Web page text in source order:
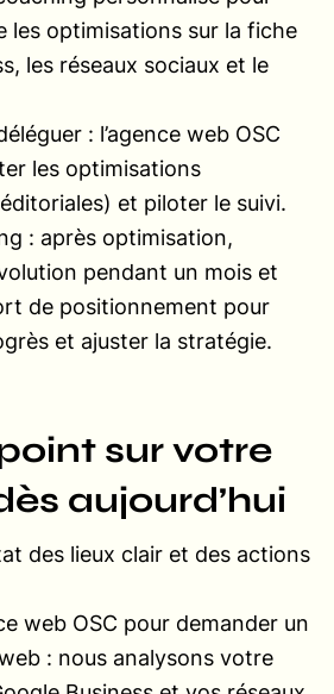
les optimisations sur la fiche
les réseaux sociaux et le
: l’agence web OSC
les optimisations
et piloter le suivi.
: après optimisation,
pendant un mois et
de positionnement pour
et ajuster la stratégie.
sur votre
aujourd’hui
des lieux clair et des actions
web OSC pour demander un
: nous analysons votre